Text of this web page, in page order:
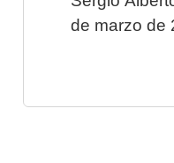
de marzo de